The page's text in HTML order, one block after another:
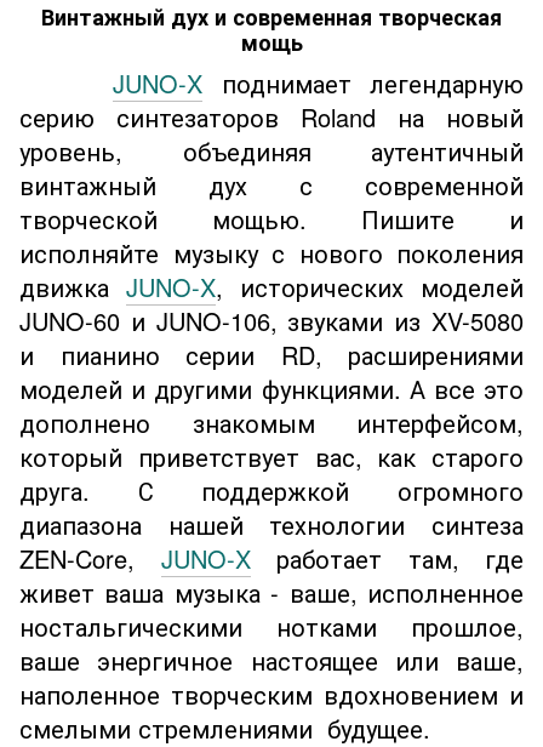
Винтажный дух и современная творческая
мощь
JUNO-X поднимает легендарную
серию синтезаторов Roland на новый
уровень, объединяя аутентичный
винтажный дух с современной
творческой мощью. Пишите и
исполняйте музыку с нового поколения
движка JUNO-X, исторических моделей
JUNO-60 и JUNO-106, звуками из XV-5080
и пианино серии RD, расширениями
моделей и другими функциями. А все это
дополнено знакомым интерфейсом,
который приветствует вас, как старого
друга. С поддержкой огромного
диапазона нашей технологии синтеза
ZEN-Core, JUNO-Xработает там, где
живет ваша музыка - ваше, исполненное
ностальгическими нотками прошлое,
ваше энергичное настоящее или ваше,
наполенное творческим вдохновением и
смелыми стремлениями будущее.